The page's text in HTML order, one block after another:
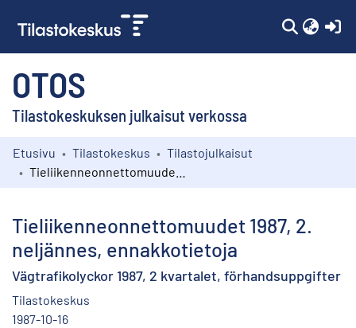
OTOS
Tilastokeskuksen julkaisut verkossa
Kokoelmat
Etusivu Tilastokeskus
Tilastojulkaisut
Tieliikenneonnettomuudet 1987, 2.
neljännes, ennakkotietoja
Vägtrafikolyckor 1987, 2 kvartalet, förhandsuppgifter
Tilastokeskus
1987-10-16